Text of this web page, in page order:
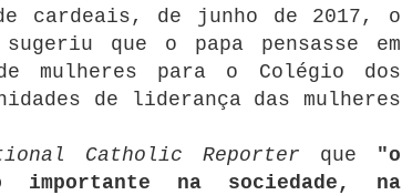
cardeais, de junho de 2017, o
que o papa pensasse em
mulheres para o Colégio dos
de liderança das mulheres
Catholic Reporter que "o
na sociedade, na